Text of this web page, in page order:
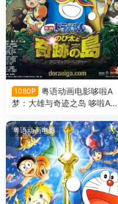
1080P
粤语动画电影哆啦A
梦：大雄与奇迹之岛 哆啦A梦
版
粤语动画电影